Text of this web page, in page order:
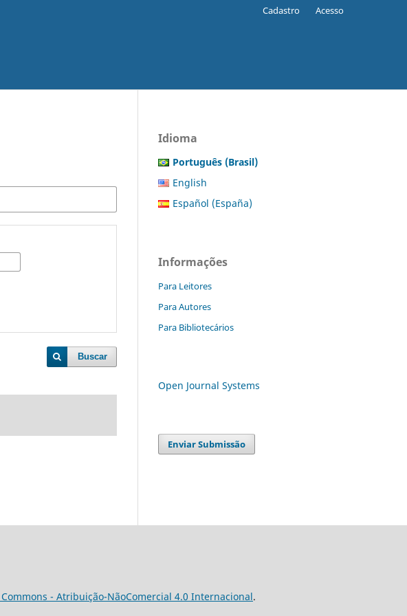
Cadastro Acesso
Buscar
Idioma
Português (Brasil)
English
Español (España)
Informações
Para Leitores
Para Autores
Para Bibliotecários
Open Journal Systems
Enviar Submissão
- Atribuição-NãoComercial 4.0 Internacional.